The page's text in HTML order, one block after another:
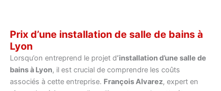
Prix d’une installation de salle de bains à
Lyon
Lorsqu’on entreprend le projet d‘installation d’une salle de
bains à Lyon, il est crucial de comprendre les coûts
associés à cette entreprise. François Alvarez, expert en